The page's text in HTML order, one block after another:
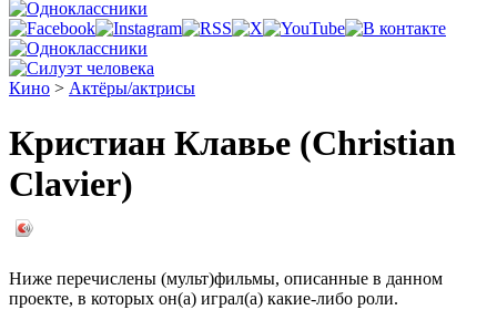
Кино > Актёры/актрисы
Кристиан Клавье (Christian
Clavier)
Ниже перечислены (мульт)фильмы, описанные в данном
проекте, в которых он(а) играл(а) какие-либо роли.